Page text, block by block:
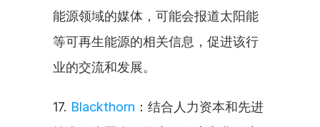
能源领域的媒体，可能会报道太阳能
等可再生能源的相关信息，促进该行
业的交流和发展。
17. Blackthorn ：结合人力资本和先进